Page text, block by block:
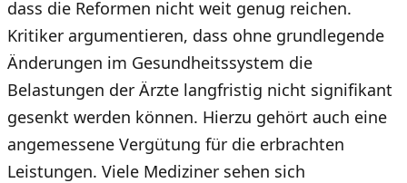
dass die Reformen nicht weit genug reichen.
Kritiker argumentieren, dass ohne grundlegende
Änderungen im Gesundheitssystem die
Belastungen der Ärzte langfristig nicht signifikant
gesenkt werden können. Hierzu gehört auch eine
angemessene Vergütung für die erbrachten
Leistungen. Viele Mediziner sehen sich